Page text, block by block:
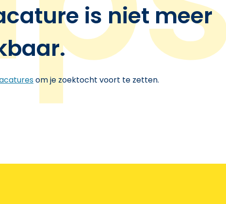
is niet meer
om je zoektocht voort te zetten.